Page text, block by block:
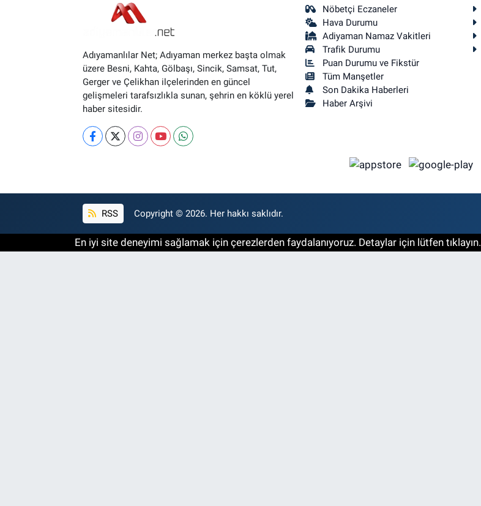
Adıyamanlılar Net; Adıyaman merkez başta olmak
üzere Besni, Kahta, Gölbaşı, Sincik, Samsat, Tut,
Gerger ve Çelikhan ilçelerinden en güncel
gelişmeleri tarafsızlıkla sunan, şehrin en köklü yerel
haber sitesidir.
Nöbetçi Eczaneler
Hava Durumu
Adiyaman Namaz Vakitleri
Trafik Durumu
Puan Durumu ve Fikstür
Tüm Manşetler
Son Dakika Haberleri
Haber Arşivi
RSS Copyright © 2026. Her hakkı saklıdır.
En iyi site deneyimi sağlamak için çerezlerden faydalanıyoruz. Detaylar için lütfen tıklayın.